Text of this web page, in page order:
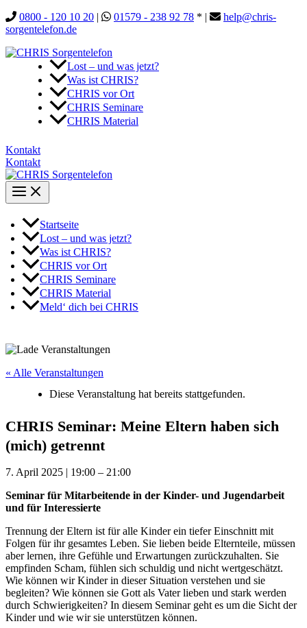
Zum
Inhalt
0800 - 120 10 20 | 01579 - 238 92 78 * |
help@chris-
sorgentelefon.de
Lost – und was jetzt?
Was ist CHRIS?
CHRIS vor Ort
CHRIS Seminare
CHRIS Material
Kontakt
Kontakt
Startseite
Lost – und was jetzt?
Was ist CHRIS?
CHRIS vor Ort
CHRIS Seminare
CHRIS Material
Meld‘ dich bei CHRIS
« Alle Veranstaltungen
Diese Veranstaltung hat bereits stattgefunden.
CHRIS Seminar: Meine Eltern haben sich
(mich) getrennt
7. April 2025 | 19:00 – 21:00
Seminar für Mitarbeitende in der Kinder- und Jugendarbeit
und für Interessierte
Trennung der Eltern ist für alle Kinder ein tiefer Einschnitt mit
Folgen für ihr gesamtes Leben. Sie lieben beide Elternteile, müssen
aber lernen, ihre Gefühle und Erwartungen zurückzuhalten. Sie
empfinden Scham, fühlen sich schuldig und nicht wertgeschätzt.
Wie können wir Kinder in dieser Situation verstehen und sie
begleiten? Wie können sie Gott als Vater lieben und stark werden
durch Schwierigkeiten? In diesem Seminar geht es um die Sicht der
Kinder und wie wir sie unterstützen können.